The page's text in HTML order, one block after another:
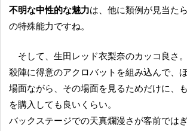
不明な中性的な魅力は、他に類例が見当た
の特殊能力ですね。
そして、生田レッド衣梨奈のカッコ良さ。
殺陣に得意のアクロバットを組み込んで、
場面ながら、その場面を見るためだけに、
を購入しても良いくらい。
バックステージでの天真爛漫さが客前では